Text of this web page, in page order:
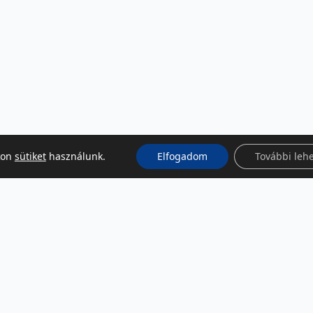
sütikethasználunk. Elfogadom További